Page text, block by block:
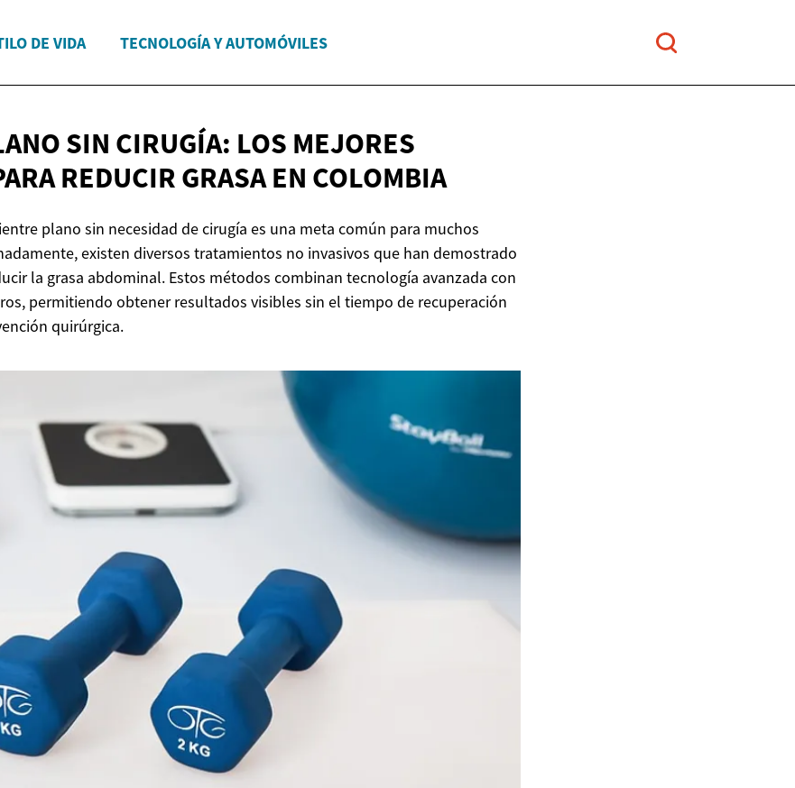
DE VIDA TECNOLOGÍA Y AUTOMÓVILES
SIN CIRUGÍA: LOS MEJORES
REDUCIR GRASAEN COLOMBIA
plano sin necesidad de cirugía es una meta común para muchos
existen diversos tratamientos no invasivos que han demostrado
la grasa abdominal. Estos métodos combinan tecnología avanzada con
permitiendo obtener resultados visibles sin el tiempo de recuperación
quirúrgica.